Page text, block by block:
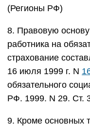
(Регионы РФ)
8. Правовую
работника на
страхование
16 июля 1999 г. N
обязательного
РФ. 1999. N 29. Ст.
9. Кроме основных